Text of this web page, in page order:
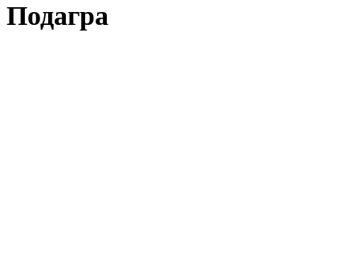
Подагра